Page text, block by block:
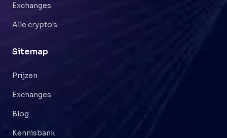
Exchanges
Alle crypto's
Sitemap
Prijzen
Exchanges
Blog
Kennisbank